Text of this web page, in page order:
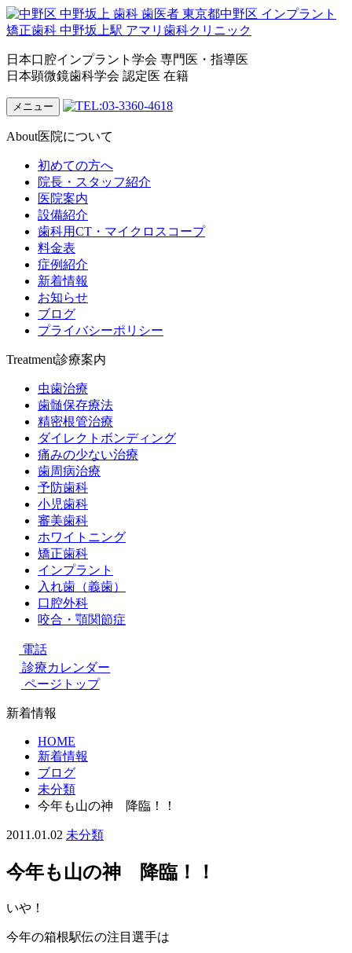
日本口腔インプラント学会 専門医・指導医
日本顕微鏡歯科学会 認定医 在籍
メニュー
About医院について
初めての方へ
院長・スタッフ紹介
医院案内
設備紹介
歯科用CT・マイクロスコープ
料金表
症例紹介
新着情報
お知らせ
ブログ
プライバシーポリシー
Treatment診療案内
虫歯治療
歯髄保存療法
精密根管治療
ダイレクトボンディング
痛みの少ない治療
歯周病治療
予防歯科
小児歯科
審美歯科
ホワイトニング
矯正歯科
インプラント
入れ歯（義歯）
口腔外科
咬合・顎関節症
電話
診療カレンダー
ページトップ
新着情報
HOME
新着情報
ブログ
未分類
今年も山の神 降臨！！
2011.01.02 未分類
今年も山の神 降臨！！
いや！
今年の箱根駅伝の注目選手は